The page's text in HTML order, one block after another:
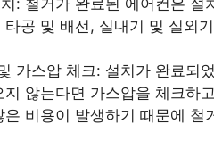
타공 및 배선, 실내기 및 실외
스압 체크: 설치가 완료되
지 않는다면 가스압을 체크하
은 비용이 발생하기 때문에